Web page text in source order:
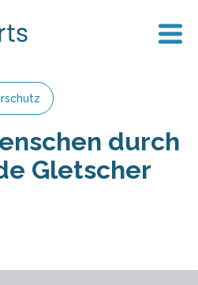
durch
Gletscher